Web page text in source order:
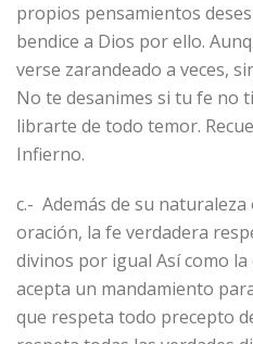
propios pensamientos
bendice a Dios por ello.
verse zarandeado a veces,
No te desanimes si tu fe no
librarte de todo temor.
Infierno.
c.- Además de su
oración, la fe verdadera
divinos por igual Así como
acepta un mandamiento
que respeta todo precepto